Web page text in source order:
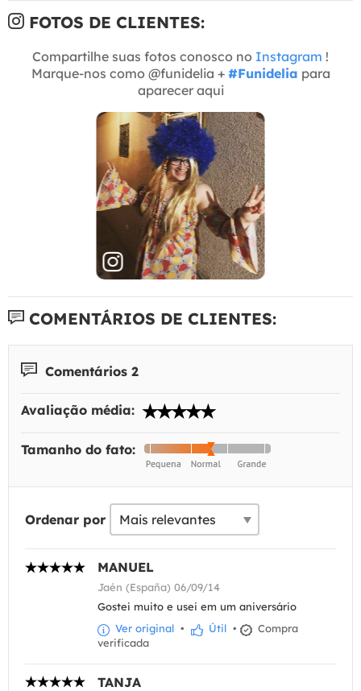
FOTOS DE CLIENTES:
Compartilhe suas fotos conosco no Instagram !
Marque-nos como @funidelia + #Funidelia para
aparecer aqui
COMENTÁRIOS DE CLIENTES:
Comentários 2
Avaliação média:
Tamanho do fato:
Ordenar por
MANUEL
Jaén (España) 06/09/14
Gostei muito e usei em um aniversário
Ver original • Útil •
Compra
verificada
TANJA